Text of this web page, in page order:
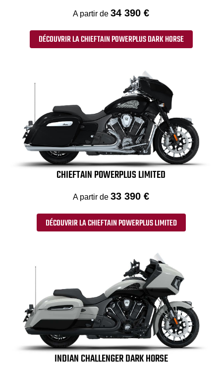
A partir de 34 390 €
DÉCOUVRIR LA CHIEFTAIN POWERPLUS DARK HORSE
CHIEFTAIN POWERPLUS LIMITED
A partir de 33 390 €
DÉCOUVRIR LA CHIEFTAIN POWERPLUS LIMITED
INDIAN CHALLENGER DARK HORSE